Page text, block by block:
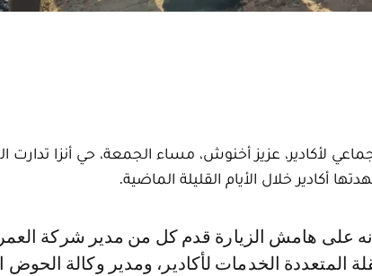
لأكادير، عزيز أخنوش، مساء الجمعة، حي أنزا تدارت
أكادير خلال الأيام القليلة الماضية.
المتعددة الخدمات لأكادير، ومدير وكالة الحوض